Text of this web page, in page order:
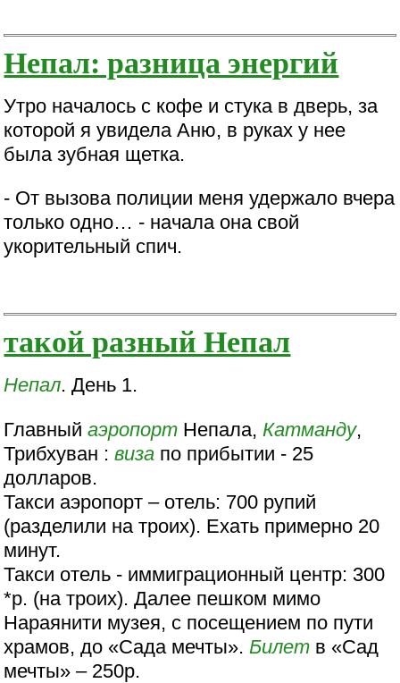
Непал: разница энергий
Утро началось с кофе и стука в дверь, за
которой я увидела Аню, в руках у нее
была зубная щетка.
- От вызова полиции меня удержало вчера
только одно… - начала она свой
укорительный спич.
такой разный Непал
Непал. День 1.
Главныйаэропорт Непала, Катманду,
Трибхуван :виза по прибытии - 25
долларов.
Такси аэропорт – отель: 700 рупий
(разделили на троих). Ехать примерно 20
минут.
Такси отель - иммиграционный центр: 300
*р. (на троих). Далее пешком мимо
Нараянити музея, с посещением по пути
храмов, до «Сада мечты». Билет в «Сад
мечты» – 250р.